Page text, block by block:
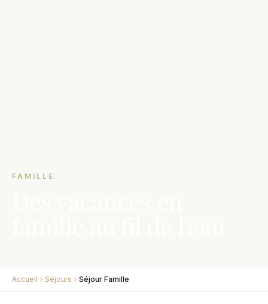
FAMILLE
Accueil Séjours Séjour Famille